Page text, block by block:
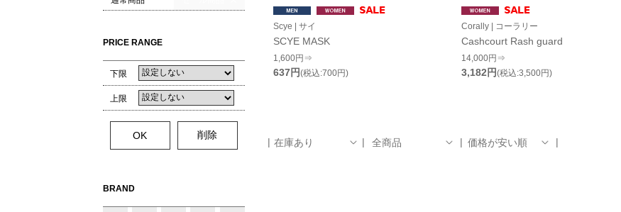
PRICE RANGE
下限
上限
BRAND
Scye | サイ
SCYE MASK
1,600円⇒
637円(税込:700円)
Corally | コーラリー
Cashcourt Rash guard
14,000円⇒
3,182円(税込:3,500円)
在庫あり 全商品 価格が安い順